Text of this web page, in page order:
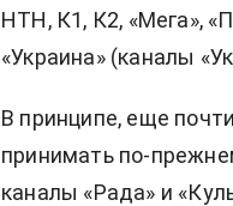
НТН, К1, К2, «Мега»,
«Украина» (каналы
В принципе, еще
принимать по-
каналы «Рада» и